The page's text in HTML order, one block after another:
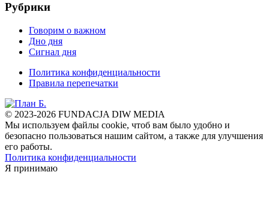
Рубрики
Говорим о важном
Дно дня
Сигнал дня
Политика конфиденциальности
Правила перепечатки
© 2023-2026 FUNDACJA DIW MEDIA
Мы используем файлы cookie, чтоб вам было удобно и
безопасно пользоваться нашим сайтом, а также для улучшения
его работы.
Политика конфиденциальности
Я принимаю